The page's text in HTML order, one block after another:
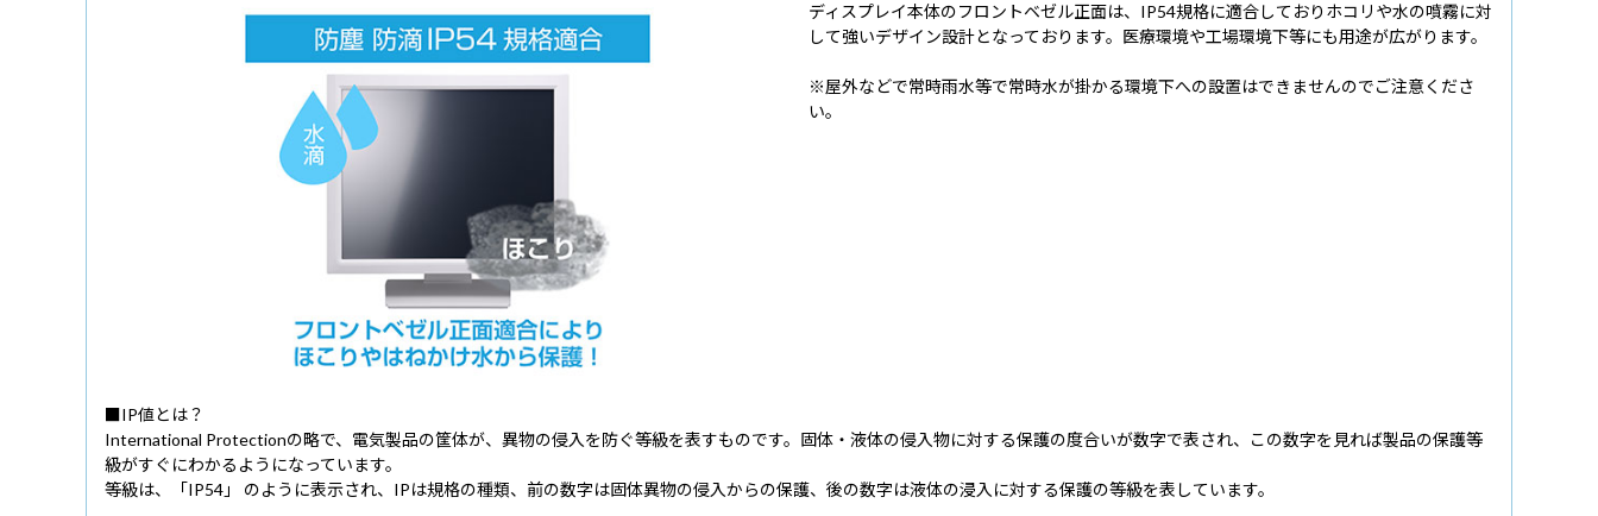
ディスプレイ本体のフロントベゼル正面は、IP54規格に適合しておりホコリや水の噴霧に対
して強いデザイン設計となっております。医療環境や工場環境下等にも用途が広がります。
※屋外などで常時雨水等で常時水が掛かる環境下への設置はできませんのでご注意くださ
い。
■IP値とは？
International Protectionの略で、電気製品の筐体が、異物の侵入を防ぐ等級を表すものです。固体・液体の侵入物に対する保護の度合いが数字で表され、この数字を見れば製品の保護等
級がすぐにわかるようになっています。
等級は、「IP54」 のように表示され、IPは規格の種類、前の数字は固体異物の侵入からの保護、後の数字は液体の浸入に対する保護の等級を表しています。